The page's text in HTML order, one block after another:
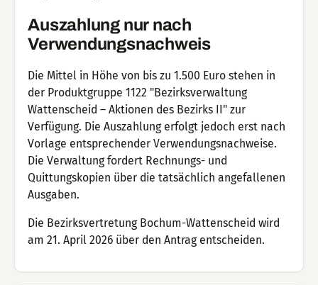
Auszahlung nur nach
Verwendungsnachweis
Die Mittel in Höhe von bis zu 1.500 Euro stehen in
der Produktgruppe 1122 "Bezirksverwaltung
Wattenscheid – Aktionen des Bezirks II" zur
Verfügung. Die Auszahlung erfolgt jedoch erst nach
Vorlage entsprechender Verwendungsnachweise.
Die Verwaltung fordert Rechnungs- und
Quittungskopien über die tatsächlich angefallenen
Ausgaben.
Die Bezirksvertretung Bochum-Wattenscheid wird
am 21. April 2026 über den Antrag entscheiden.